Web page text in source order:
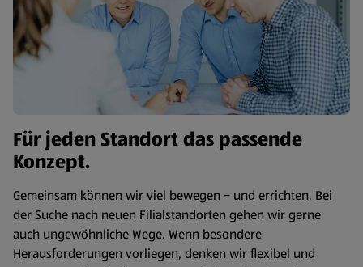
Für jeden Standort das passende
Konzept.
Gemeinsam können wir viel bewegen ­− und errichten. Bei
der Suche nach neuen Filialstandorten gehen wir gerne
auch ungewöhnliche Wege. Wenn besondere
Herausforderungen vorliegen, denken wir flexibel und